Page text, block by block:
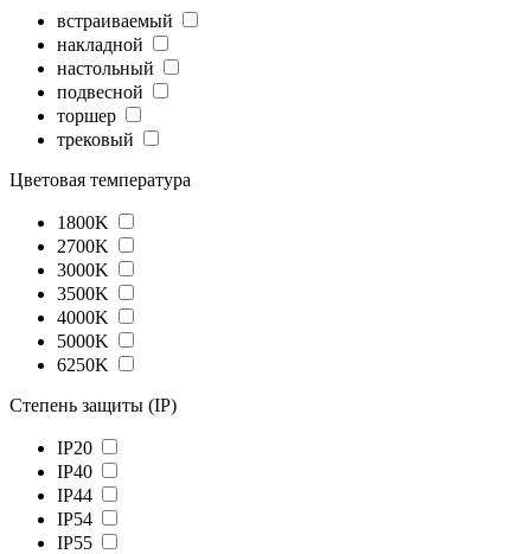
встраиваемый
накладной
настольный
подвесной
торшер
трековый
Цветовая температура
1800K
2700K
3000K
3500K
4000K
5000K
6250K
Степень защиты (IP)
IP20
IP40
IP44
IP54
IP55